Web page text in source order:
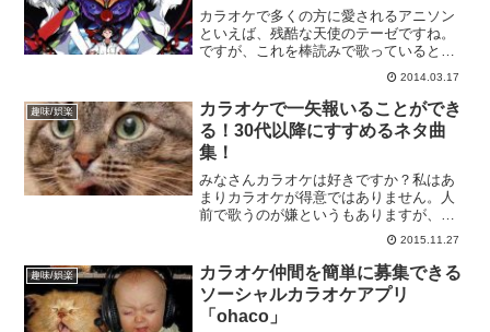
カラオケで多くの方に愛されるアニソン
といえば、残酷な天使のテーゼですね。
ですが、これを棒読みで歌っていると、
あまり上手には聞こえないですし盛り上
がりもありません。演歌には演歌の歌い
方があるように、アニソンにも良いアニ
ソンの歌い方があるんです...
2014.03.17
趣味/娯楽
カラオケで一矢報いることができ
る！30代以降にすすめるネタ曲
集！
みなさんカラオケは好きですか？私はあ
まりカラオケが得意ではありません。人
前で歌うのが嫌というもありますが、や
はり下手くそなんですよね…。カラオケ
に行くとみんなの歌唱力が同じレベルと
いうのはほぼなく、自分より上手い人が
必ずいます。そんな中で下...
2015.11.27
趣味/娯楽
カラオケ仲間を簡単に募集できる
ソーシャルカラオケアプリ
「ohaco」